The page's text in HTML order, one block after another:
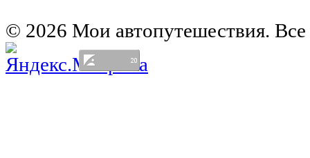
© 2026 Мои автопутешествия.